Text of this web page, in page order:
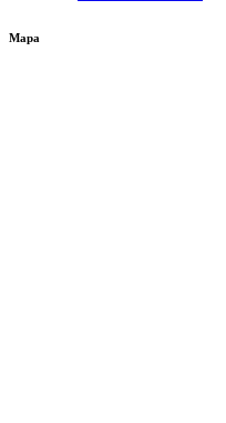
Mapa